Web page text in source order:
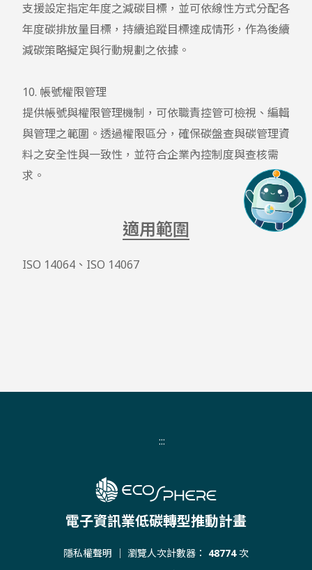
支援設定指定年度之減碳目標，並可依線性方式分配各
年度碳排放量目標，持續追蹤目標達成情形，作為後續
減碳策略擬定與行動規劃之依據。
10. 帳號權限管理
提供帳號與權限管理機制，可依職責控管可檢視、編輯
與管理之範圍。透過權限區分，確保碳盤查與碳管理資
料之安全性與一致性，並符合企業內控制度與查核需
適用範圍
ISO 14064、ISO 14067
:::
電子資訊業低碳轉型推動計畫
隱私權聲明 ｜ 瀏覽人次計數器： 48774次